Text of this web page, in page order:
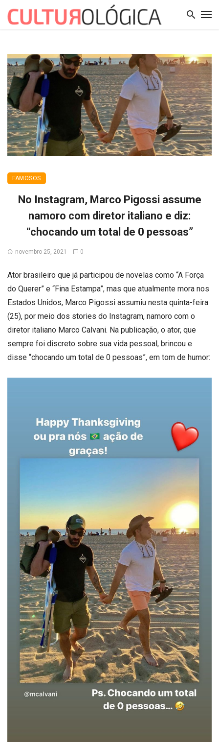
FAMOSOS
No Instagram, Marco Pigossi assume
namoro com diretor italiano e diz:
“chocando um total de 0 pessoas”
novembro 25, 2021 0
Ator brasileiro que já participou de novelas como “A Força
do Querer” e “Fina Estampa”, mas que atualmente mora nos
Estados Unidos, Marco Pigossi assumiu nesta quinta-feira
(25), por meio dos stories do Instagram, namoro com o
diretor italiano Marco Calvani. Na publicação, o ator, que
sempre foi discreto sobre sua vida pessoal, brincou e
disse “chocando um total de 0 pessoas”, em tom de humor: